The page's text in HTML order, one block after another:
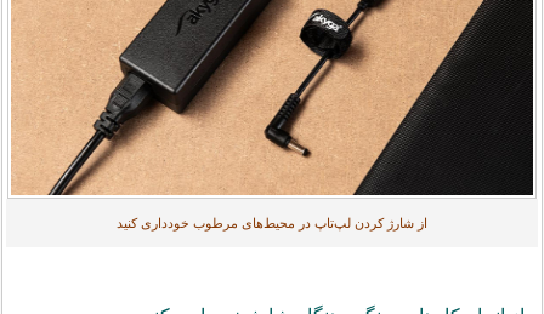
از شارژ کردن لپ‌تاپ در محیط‌های مرطوب خودداری کنید